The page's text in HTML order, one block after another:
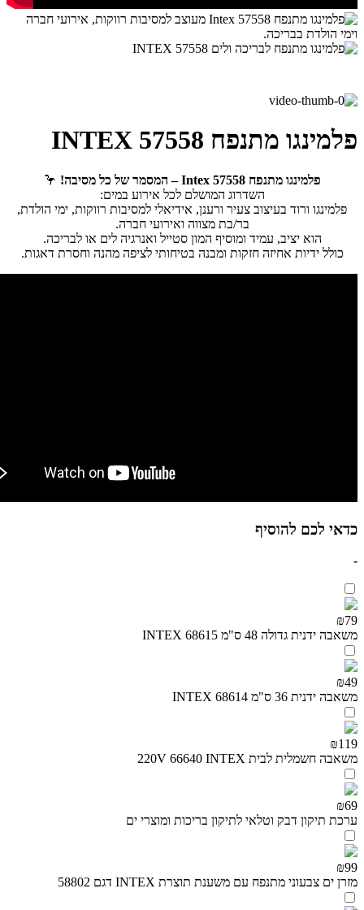
פלמינגו מתנפח INTEX 57558
פלמינגו מתנפח Intex 57558 – המסמר של כל מסיבה!
🦩
השדרוג המושלם לכל אירוע במים:
פלמינגו ורוד בעיצוב צעיר ורענן, אידיאלי למסיבות רווקות, ימי הולדת,
בר/בת מצווה ואירועי חברה.
הוא יציב, עמיד ומוסיף המון סטייל ואנרגיה לים או לבריכה.
כולל ידיות אחיזה חזקות ומבנה בטיחותי לציפה מהנה וחסרת דאגות.
כדאי לכם להוסיף
-
₪79
משאבה ידנית גדולה 48 ס"מ INTEX 68615
₪49
משאבה ידנית 36 ס"מ INTEX 68614
₪119
משאבה חשמלית לבית 220V 66640 INTEX
₪69
ערכת תיקון דבק וטלאי לתיקון בריכות ומוצרי ים
₪99
מזרן ים צבעוני מתנפח עם משענת תוצרת INTEX דגם 58802